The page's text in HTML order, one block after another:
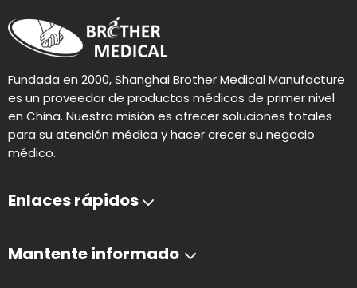
Fundada en 2000, Shanghai Brother Medical Manufacture
es un proveedor de productos médicos de primer nivel
en China. Nuestra misión es ofrecer soluciones totales
para su atención médica y hacer crecer su negocio
médico.
Enlaces rápidos
Mantente informado